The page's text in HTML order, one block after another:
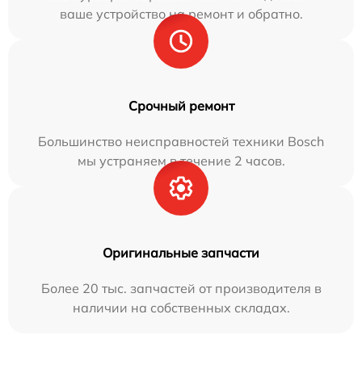
ваше устройство на ремонт и обратно.
Срочный ремонт
Большинство неисправностей техники Bosch
мы устраняем в течение 2 часов.
Оригинальные запчасти
Более 20 тыс. запчастей от производителя в
наличии на собственных складах.